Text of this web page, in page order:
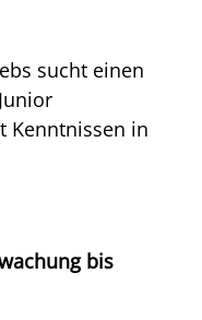
sucht einen
Kenntnissen in
bis